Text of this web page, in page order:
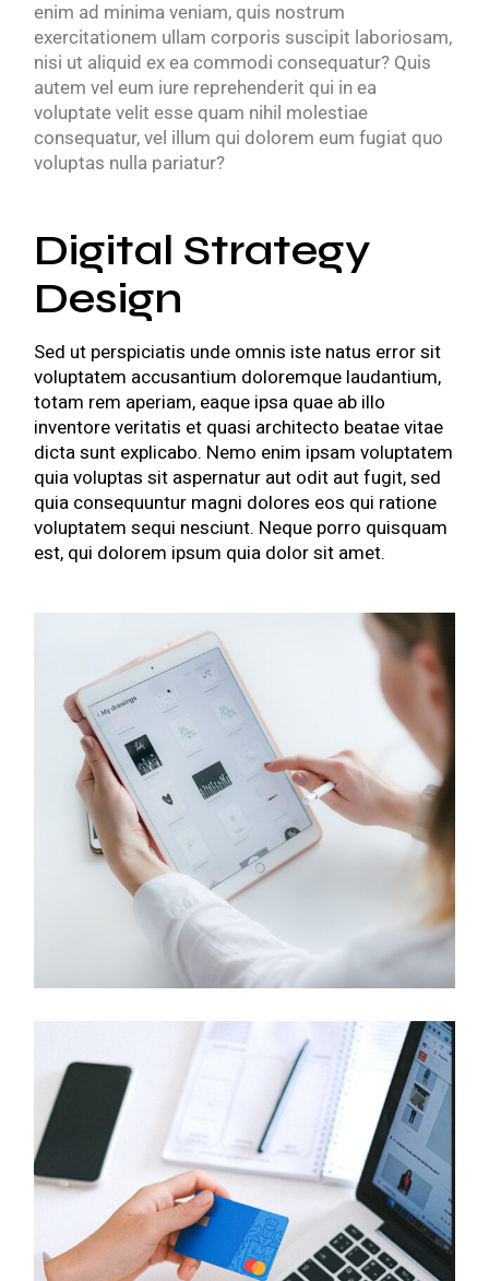
enim ad minima veniam, quis nostrum
exercitationem ullam corporis suscipit laboriosam,
nisi ut aliquid ex ea commodi consequatur? Quis
autem vel eum iure reprehenderit qui in ea
voluptate velit esse quam nihil molestiae
consequatur, vel illum qui dolorem eum fugiat quo
voluptas nulla pariatur?
Digital Strategy
Design
Sed ut perspiciatis unde omnis iste natus error sit
voluptatem accusantium doloremque laudantium,
totam rem aperiam, eaque ipsa quae ab illo
inventore veritatis et quasi architecto beatae vitae
dicta sunt explicabo. Nemo enim ipsam voluptatem
quia voluptas sit aspernatur aut odit aut fugit, sed
quia consequuntur magni dolores eos qui ratione
voluptatem sequi nesciunt. Neque porro quisquam
est, qui dolorem ipsum quia dolor sit amet.